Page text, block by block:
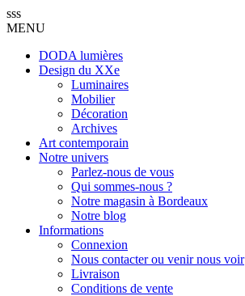
sss
MENU
DODA lumières
Design du XXe
Luminaires
Mobilier
Décoration
Archives
Art contemporain
Notre univers
Parlez-nous de vous
Qui sommes-nous ?
Notre magasin à Bordeaux
Notre blog
Informations
Connexion
Nous contacter ou venir nous voir
Livraison
Conditions de vente